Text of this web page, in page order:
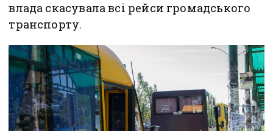
влада скасувала всі рейси громадського
транспорту.